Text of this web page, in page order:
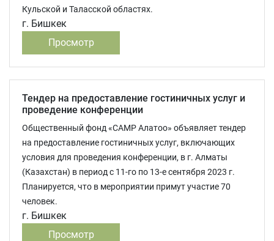
Кульской и Таласской областях.
г. Бишкек
Просмотр
Тендер на предоставление гостиничных услуг и
проведение конференции
Общественный фонд «САМР Алатоо» объявляет тендер
на предоставление гостиничных услуг, включающих
условия для проведения конференции, в г. Алматы
(Казахстан) в период с 11-го по 13-е сентября 2023 г.
Планируется, что в мероприятии примут участие 70
человек.
г. Бишкек
Просмотр